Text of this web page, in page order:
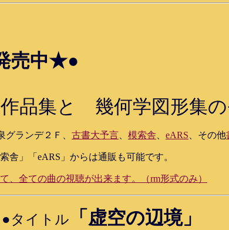
中★●
作品集と 幾何学図形集
グランデ２Ｆ、 古書大予言、 模索舎、 eARS、その他
」「eARS」からは通販も可能です。
、全ての曲の視聴が出来ます。（rm形式のみ）
タイトル 「虚空の辺境」